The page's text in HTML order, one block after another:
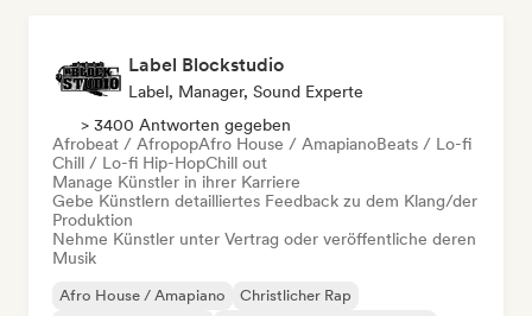
Label Blockstudio
Label, Manager, Sound Experte
> 3400 Antworten gegeben
Afrobeat / AfropopAfro House / AmapianoBeats / Lo-fi
Chill / Lo-fi Hip-HopChill out
Manage Künstler in ihrer Karriere
Gebe Künstlern detailliertes Feedback zu dem Klang/der
Produktion
Nehme Künstler unter Vertrag oder veröffentliche deren
Musik
Afro House / Amapiano
Christlicher Rap